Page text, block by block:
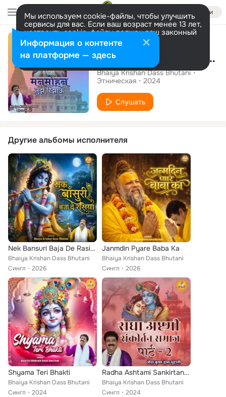
Войти
Мы используем cookie-файлы, чтобы улучшить
сервисы для вас. Если ваш возраст менее 13 лет,
настроить cookie-файлы должен ваш законный
представитель. Больше информации
Разрешить все Настроить
Сингл
Manmohan Tujhe Rijhahun
Bhaiya Krishan Dass Bhutani
Этническая
2024
Слушать
Другие альбомы исполнителя
Nek Bansuri Baja De Rasiya
Bhaiya Krishan Dass Bhutani
Сингл
2026
Janmdin Pyare Baba Ka
Bhaiya Krishan Dass Bhutani
Сингл
2026
Shyama Teri Bhakti
Bhaiya Krishan Dass Bhutani
Сингл
2024
Radha Ashtami Sankirtan Samaj, Pt. 2
Bhaiya Krishan Dass Bhutani
Сингл
2024
Информация о контенте
на платформе — здесь